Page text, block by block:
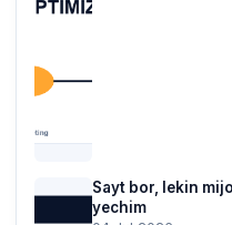
Sayt bor, lekin
yechim